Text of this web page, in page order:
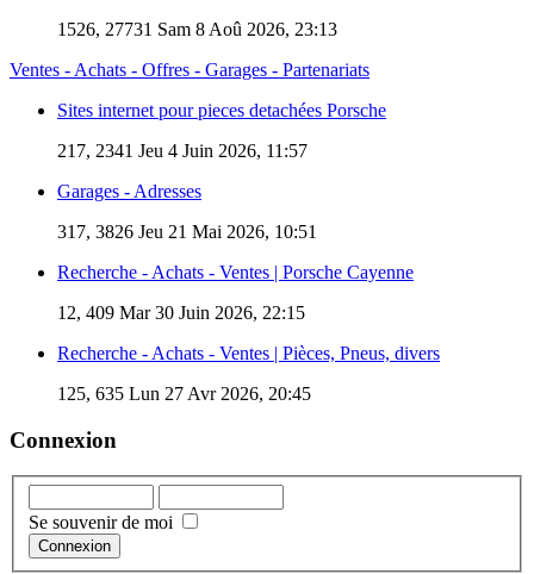
1526, 27731 Sam 8 Aoû 2026, 23:13
Ventes - Achats - Offres - Garages - Partenariats
Sites internet pour pieces detachées Porsche
217, 2341 Jeu 4 Juin 2026, 11:57
Garages - Adresses
317, 3826 Jeu 21 Mai 2026, 10:51
Recherche - Achats - Ventes | Porsche Cayenne
12, 409 Mar 30 Juin 2026, 22:15
Recherche - Achats - Ventes | Pièces, Pneus, divers
125, 635 Lun 27 Avr 2026, 20:45
Connexion
Se souvenir de moi